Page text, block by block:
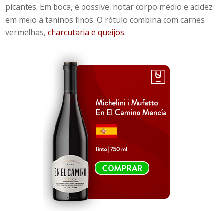
picantes. Em boca, é possível notar corpo médio e acidez
em meio a taninos finos. O rótulo combina com carnes
vermelhas,charcutaria e queijos.